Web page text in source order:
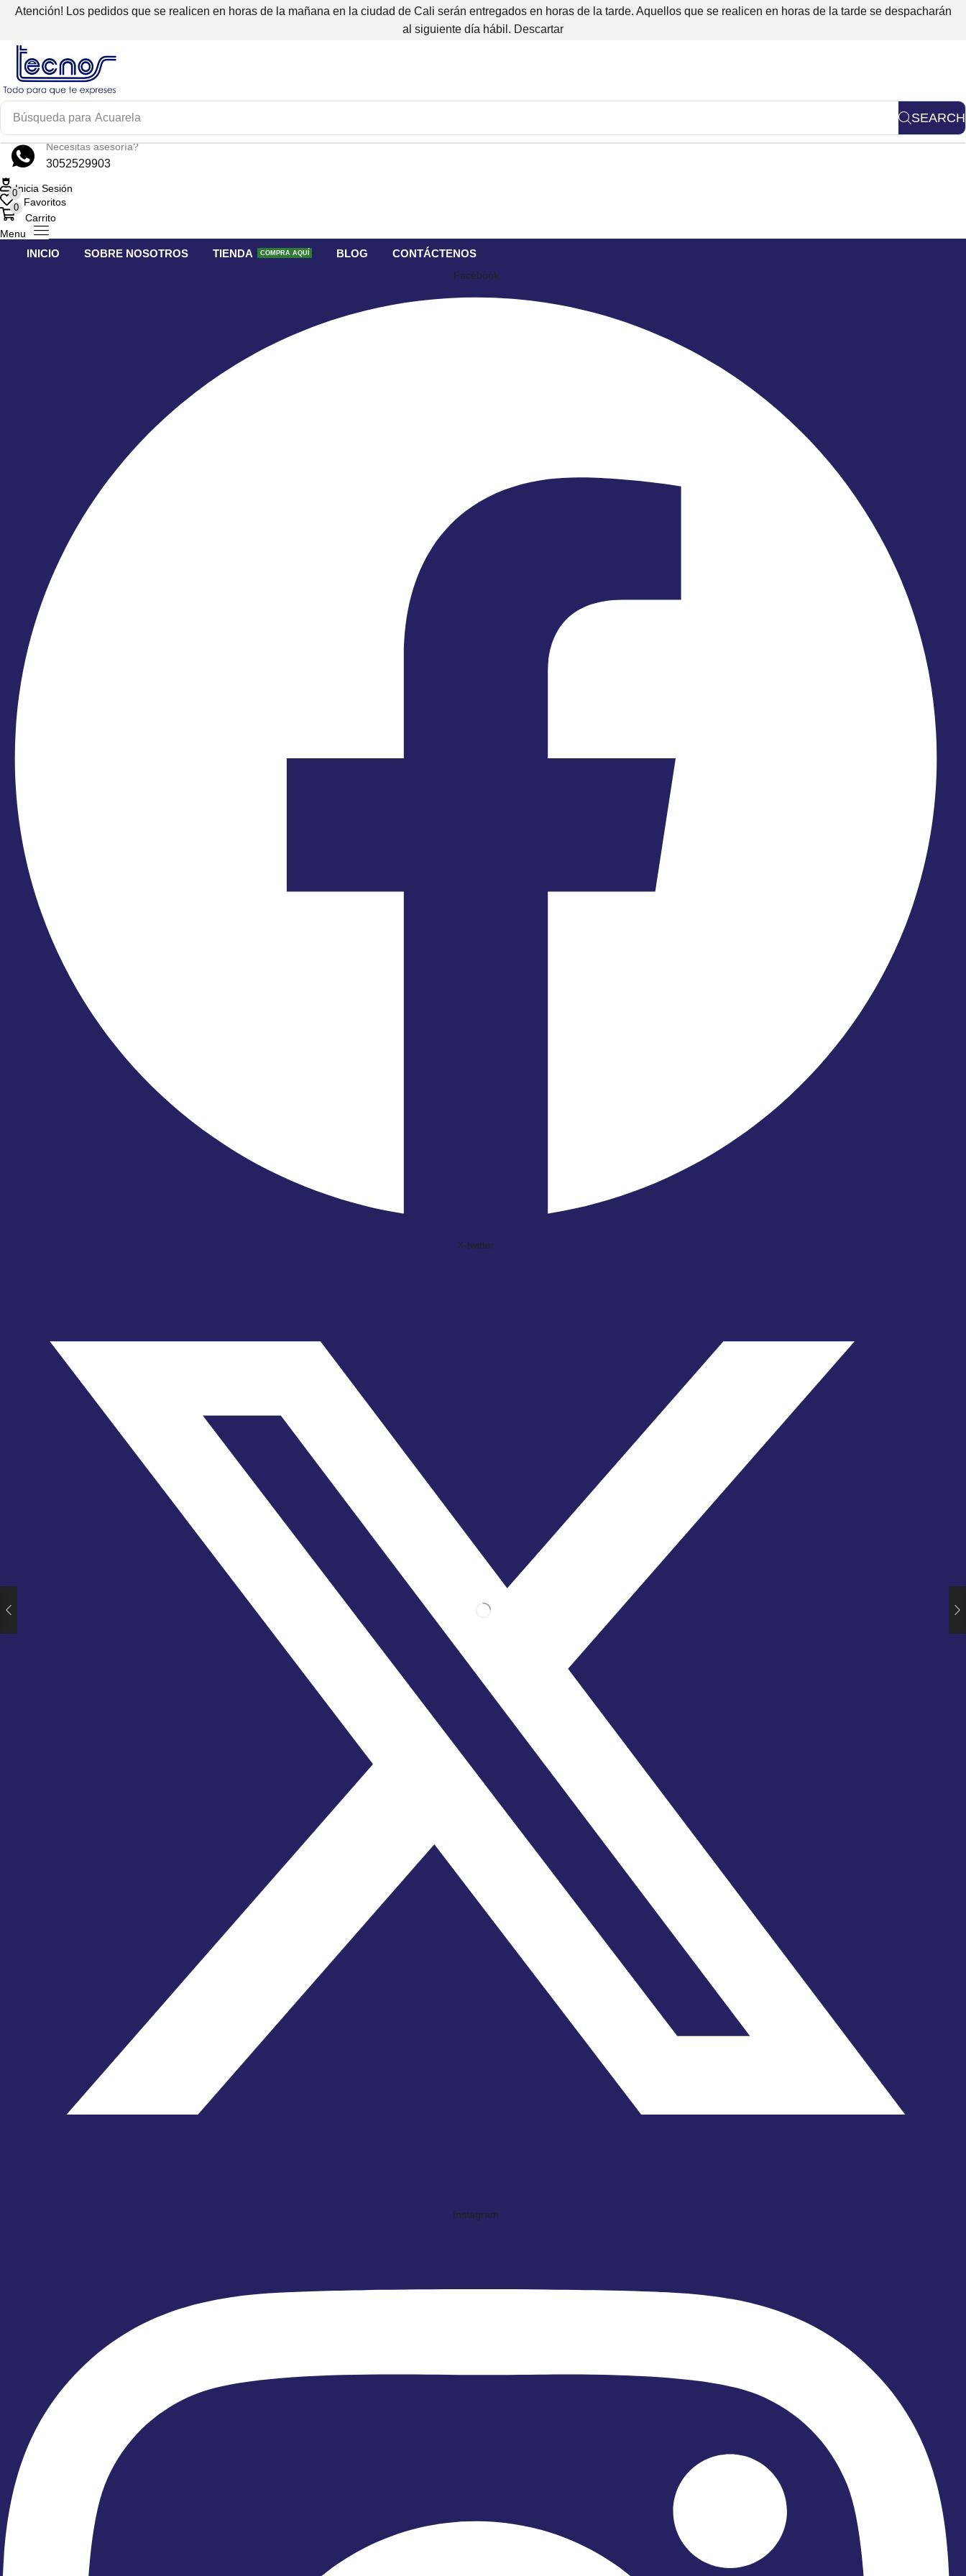
Atención! Los pedidos que se realicen en horas de la mañana en la ciudad de Cali serán entregados en horas de la tarde. Aquellos que se realicen en horas de la tarde se despacharán
al siguiente día hábil. Descartar
Búsqueda para Acuarela SEARCH
Necesitas asesoría?
3052529903
Inicia Sesión
0
Favoritos
0
Carrito
Menu
INICIO SOBRE NOSOTROS TIENDA COMPRA AQUÍ BLOG CONTÁCTENOS
Facebook
X-twitter
Instagram